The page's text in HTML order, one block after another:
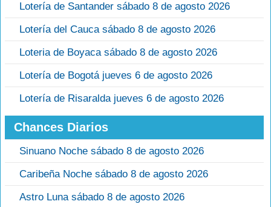
Lotería de Santander sábado 8 de agosto 2026
Lotería del Cauca sábado 8 de agosto 2026
Loteria de Boyaca sábado 8 de agosto 2026
Lotería de Bogotá jueves 6 de agosto 2026
Lotería de Risaralda jueves 6 de agosto 2026
Chances Diarios
Sinuano Noche sábado 8 de agosto 2026
Caribeña Noche sábado 8 de agosto 2026
Astro Luna sábado 8 de agosto 2026